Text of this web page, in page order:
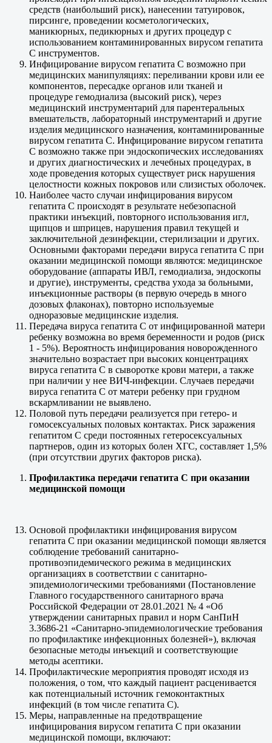
средств (наибольший риск), нанесении татуировок,
пирсинге, проведении косметологических,
маникюрных, педикюрных и других процедур с
использованием контаминированных вирусом гепатита
C инструментов.
Инфицирование вирусом гепатита C возможно при
медицинских манипуляциях: переливании крови или ее
компонентов, пересадке органов или тканей и
процедуре гемодиализа (высокий риск), через
медицинский инструментарий для парентеральных
вмешательств, лабораторный инструментарий и другие
изделия медицинского назначения, контаминированные
вирусом гепатита C. Инфицирование вирусом гепатита
C возможно также при эндоскопических исследованиях
и других диагностических и лечебных процедурах, в
ходе проведения которых существует риск нарушения
целостности кожных покровов или слизистых оболочек.
Наиболее часто случаи инфицирования вирусом
гепатита С происходят в результате небезопасной
практики инъекций, повторного использования игл,
щипцов и шприцев, нарушения правил текущей и
заключительной дезинфекции, стерилизации и других.
Основными факторами передачи вируса гепатита С при
оказании медицинской помощи являются: медицинское
оборудование (аппараты ИВЛ, гемодиализа, эндоскопы
и другие), инструменты, средства ухода за больными,
инъекционные растворы (в первую очередь в много
дозовых флаконах), повторно используемые
одноразовые медицинские изделия.
Передача вируса гепатита C от инфицированной матери
ребенку возможна во время беременности и родов (риск
1 - 5%). Вероятность инфицирования новорожденного
значительно возрастает при высоких концентрациях
вируса гепатита C в сыворотке крови матери, а также
при наличии у нее ВИЧ-инфекции. Случаев передачи
вируса гепатита C от матери ребенку при грудном
вскармливании не выявлено.
Половой путь передачи реализуется при гетеро- и
гомосексуальных половых контактах. Риск заражения
гепатитом C среди постоянных гетеросексуальных
партнеров, один из которых болен ХГС, составляет 1,5%
(при отсутствии других факторов риска).
Профилактика передачи гепатита С при оказании
медицинской помощи
Основой профилактики инфицирования вирусом
гепатита С при оказании медицинской помощи является
соблюдение требований санитарно-
противоэпидемического режима в медицинских
организациях в соответствии с санитарно-
эпидемиологическими требованиями (Постановление
Главного государственного санитарного врача
Российской Федерации от 28.01.2021 № 4 «Об
утверждении санитарных правил и норм СанПиН
3.3686-21 «Санитарно-эпидемиологические требования
по профилактике инфекционных болезней»), включая
безопасные методы инъекций и соответствующие
методы асептики.
Профилактические мероприятия проводят исходя из
положения, о том, что каждый пациент расценивается
как потенциальный источник гемоконтактных
инфекций (в том числе гепатита С).
Меры, направленные на предотвращение
инфицирования вирусом гепатита С при оказании
медицинской помощи, включают: